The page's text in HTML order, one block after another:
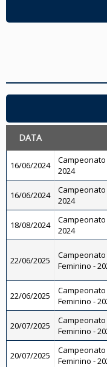
DATA
16/06/2024
2024
16/06/2024
2024
18/08/2024
2024
22/06/2025
Feminino -
22/06/2025
Feminino -
20/07/2025
Feminino -
20/07/2025
Feminino -